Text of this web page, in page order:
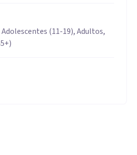
(11-19), Adultos,